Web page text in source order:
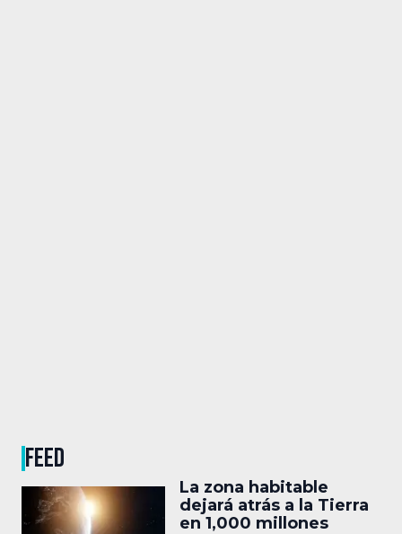
FEED
La zona habitable
dejará atrás a la Tierra
en 1,000 millones